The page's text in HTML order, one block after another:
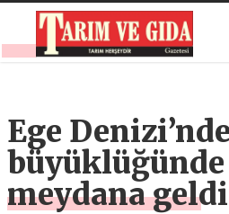
Ege
meydana geldi